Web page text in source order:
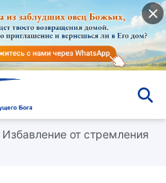
Избавление от стремления